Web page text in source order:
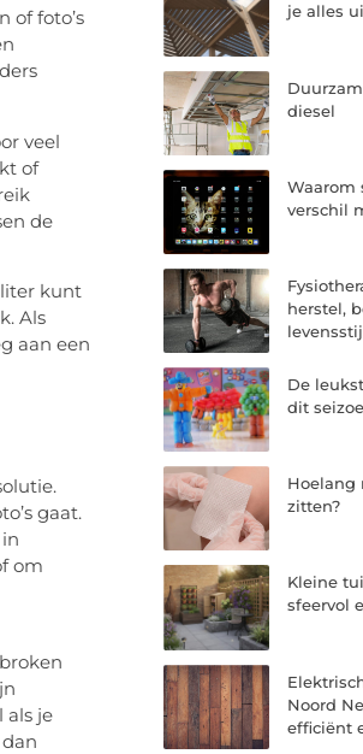
of foto’s
veel
of
de
kunt
Als
aan een
gaat.
om
als je
je alles
diesel
Waarom
verschil
herstel,
De
dit
Hoelang
zitten?
Kleine
sfeervol
Noord
efficiënt